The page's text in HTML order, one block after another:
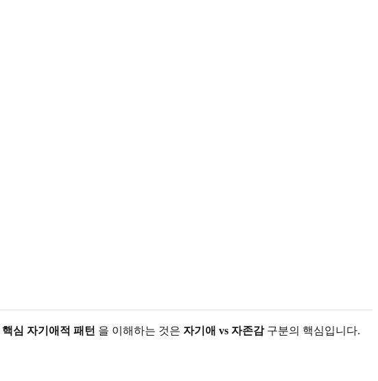
핵심 자기애적 패턴 을 이해하는 것은 자기애 vs 자존감구분의 핵심입니다.